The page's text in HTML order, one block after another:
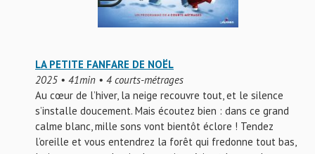
LA PETITE FANFARE DE NOËL
2025 • 41min • 4 courts-métrages
Au cœur de l’hiver, la neige recouvre tout, et le silence
s’installe doucement. Mais écoutez bien : dans ce grand
calme blanc, mille sons vont bientôt éclore ! Tendez
l’oreille et vous entendrez la forêt qui fredonne tout bas,